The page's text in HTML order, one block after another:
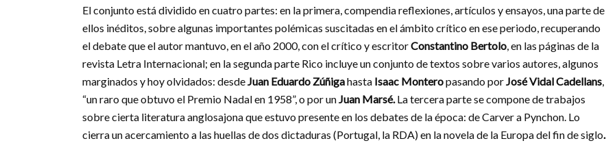
El conjunto está dividido en cuatro partes: en la primera, compendia reflexiones, artículos y ensayos, una parte de
ellos inéditos, sobre algunas importantes polémicas suscitadas en el ámbito crítico en ese periodo, recuperando
el debate que el autor mantuvo, en el año 2000, con el crítico y escritorConstantino Bertolo, en las páginas de la
revista Letra Internacional; en la segunda parte Rico incluye un conjunto de textos sobre varios autores, algunos
marginados y hoy olvidados: desdeJuan Eduardo Zúñigahasta Isaac Monteropasando porJosé Vidal Cadellans,
“un raro que obtuvo el Premio Nadal en 1958”, o por unJuan Marsé.La tercera parte se compone de trabajos
sobre cierta literatura anglosajona que estuvo presente en los debates de la época: de Carver a Pynchon. Lo
cierra un acercamiento a las huellas de dos dictaduras (Portugal, la RDA) en la novela de la Europa del fin de siglo.